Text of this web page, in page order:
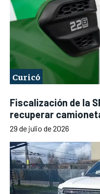
Curicó
Fiscalización de la
recuperar
29 de julio de 2026